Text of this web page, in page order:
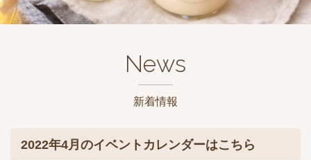
News
新着情報
2022年4月のイベントカレンダーはこちら